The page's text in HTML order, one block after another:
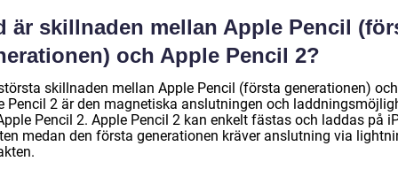
är skillnaden mellan Apple Pencil
och Apple Pencil 2?
skillnaden mellan Apple Pencil (första generationen) och
Pencil 2 är den magnetiska anslutningen och
Pencil 2. Apple Pencil 2 kan enkelt fästas och laddas på
medan den första generationen kräver anslutning via